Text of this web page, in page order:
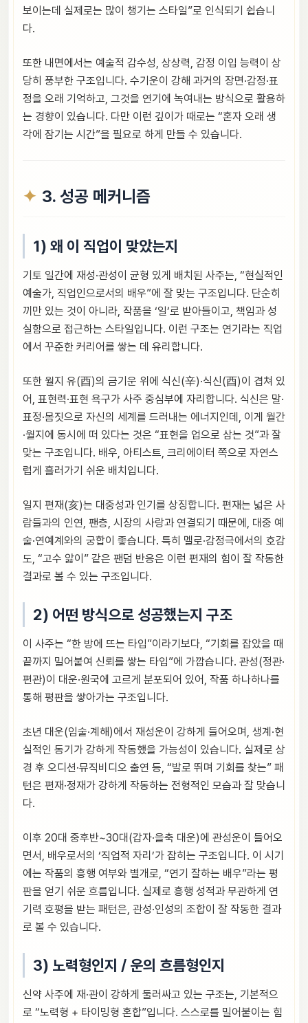
보이는데 실제로는 많이 챙기는 스타일”로 인식되기 쉽습니
다.
또한 내면에서는 예술적 감수성, 상상력, 감정 이입 능력이 상
당히 풍부한 구조입니다. 수기운이 강해 과거의 장면·감정·표
정을 오래 기억하고, 그것을 연기에 녹여내는 방식으로 활용하
는 경향이 있습니다. 다만 이런 깊이가 때로는 “혼자 오래 생
각에 잠기는 시간”을 필요로 하게 만들 수 있습니다.
3. 성공 메커니즘
1) 왜 이 직업이 맞았는지
기토 일간에 재성·관성이 균형 있게 배치된 사주는, “현실적인
예술가, 직업인으로서의 배우”에 잘 맞는 구조입니다. 단순히
끼만 있는 것이 아니라, 작품을 ‘일’로 받아들이고, 책임과 성
실함으로 접근하는 스타일입니다. 이런 구조는 연기라는 직업
에서 꾸준한 커리어를 쌓는 데 유리합니다.
또한 월지 유(酉)의 금기운 위에 식신(辛)·식신(酉)이 겹쳐 있
어, 표현력·표현 욕구가 사주 중심부에 자리합니다. 식신은 말·
표정·몸짓으로 자신의 세계를 드러내는 에너지인데, 이게 월간
·월지에 동시에 떠 있다는 것은 “표현을 업으로 삼는 것”과 잘
맞는 구조입니다. 배우, 아티스트, 크리에이터 쪽으로 자연스
럽게 흘러가기 쉬운 배치입니다.
일지 편재(亥)는 대중성과 인기를 상징합니다. 편재는 넓은 사
람들과의 인연, 팬층, 시장의 사랑과 연결되기 때문에, 대중 예
술·연예계와의 궁합이 좋습니다. 특히 멜로·감정극에서의 호감
도, “고수 앓이” 같은 팬덤 반응은 이런 편재의 힘이 잘 작동한
결과로 볼 수 있는 구조입니다.
2) 어떤 방식으로 성공했는지 구조
이 사주는 “한 방에 뜨는 타입”이라기보다, “기회를 잡았을 때
끝까지 밀어붙여 신뢰를 쌓는 타입”에 가깝습니다. 관성(정관·
편관)이 대운·원국에 고르게 분포되어 있어, 작품 하나하나를
통해 평판을 쌓아가는 구조입니다.
초년 대운(임술·계해)에서 재성운이 강하게 들어오며, 생계·현
실적인 동기가 강하게 작동했을 가능성이 있습니다. 실제로 상
경 후 오디션·뮤직비디오 출연 등, “발로 뛰며 기회를 찾는” 패
턴은 편재·정재가 강하게 작동하는 전형적인 모습과 잘 맞습니
다.
이후 20대 중후반~30대(갑자·을축 대운)에 관성운이 들어오
면서, 배우로서의 ‘직업적 자리’가 잡히는 구조입니다. 이 시기
에는 작품의 흥행 여부와 별개로, “연기 잘하는 배우”라는 평
판을 얻기 쉬운 흐름입니다. 실제로 흥행 성적과 무관하게 연
기력 호평을 받는 패턴은, 관성·인성의 조합이 잘 작동한 결과
로 볼 수 있습니다.
3) 노력형인지 / 운의 흐름형인지
신약 사주에 재·관이 강하게 둘러싸고 있는 구조는, 기본적으
로 “노력형 + 타이밍형 혼합”입니다. 스스로를 밀어붙이는 힘